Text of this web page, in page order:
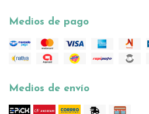
Medios de pago
Medios de envío